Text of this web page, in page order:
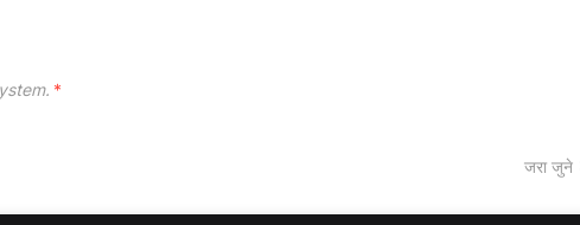
*
जरा जुने